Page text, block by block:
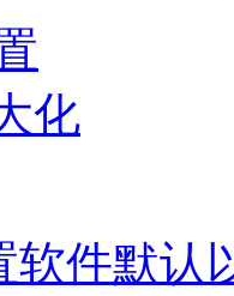
软件默认